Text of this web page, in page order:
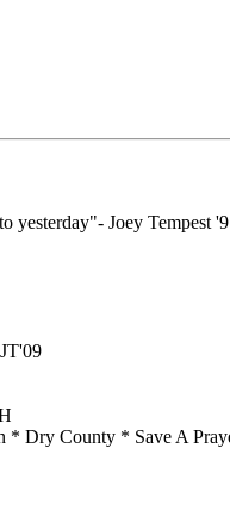
to yesterday"- Joey
* Dry County * Save A